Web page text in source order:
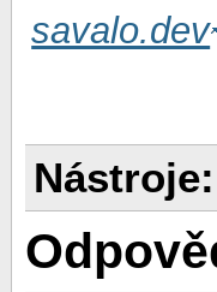
21364
148021
12073720
5214308
462237
372955
128252854 CPU
1188377936
savalo.dev
Nástroje: